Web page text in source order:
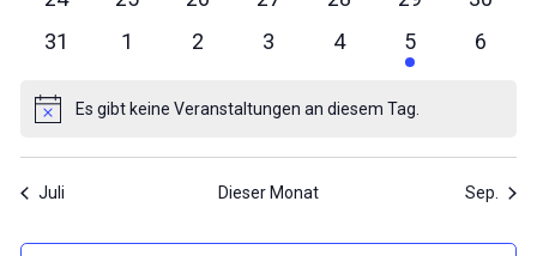
Veranstaltungen
Veranstaltungen
Veranstaltungen
VeranstaltungenVeranstaltungen
0
31
0
1
0
2
0
Veranstaltungen
3
0
Veranstaltungen
4
1
Veranstaltung
5
0
6
HinweisEs gibt keine Veranstaltungen an diesem Tag.
Juli Dieser Monat Sep.